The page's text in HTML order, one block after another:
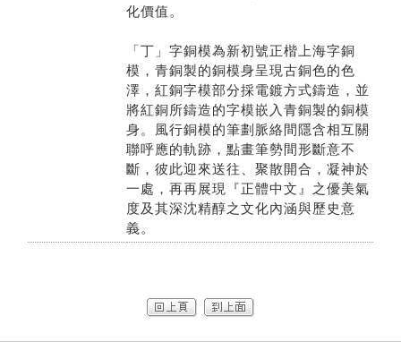
化價值。
「丁」字銅模為新初號正楷上海字銅
模，青銅製的銅模身呈現古銅色的色
澤，紅銅字模部分採電鍍方式鑄造，並
將紅銅所鑄造的字模嵌入青銅製的銅模
身。風行銅模的筆劃脈絡間隱含相互關
聯呼應的軌跡，點畫筆勢間形斷意不
斷，彼此迎來送往、聚散開合，凝神於
一處，再再展現『正體中文』之優美氣
度及其深沈精醇之文化內涵與歷史意
義。